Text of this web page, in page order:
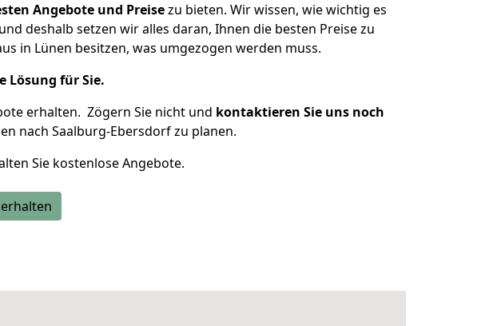
Angebote und Preisezu bieten. Wir wissen, wie wichtig es
deshalb setzen wir alles daran, Ihnen die besten Preise zu
in Lünen besitzen, was umgezogen werden muss.
Lösung für Sie.
erhalten. Zögern Sie nicht und kontaktieren Sie uns noch
nach Saalburg-Ebersdorf zu planen.
Sie kostenlose Angebote.